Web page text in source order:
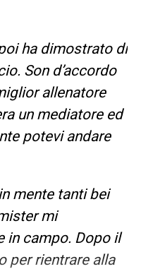
ha dimostrato di
Son d’accordo
allenatore
un mediatore ed
potevi andare
mente tanti bei
mi
in campo. Dopo il
per rientrare alla